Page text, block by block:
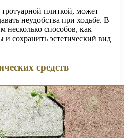
плиткой, может
неудобства при ходьбе. В
несколько способов, как
и сохранить эстетический вид
средств